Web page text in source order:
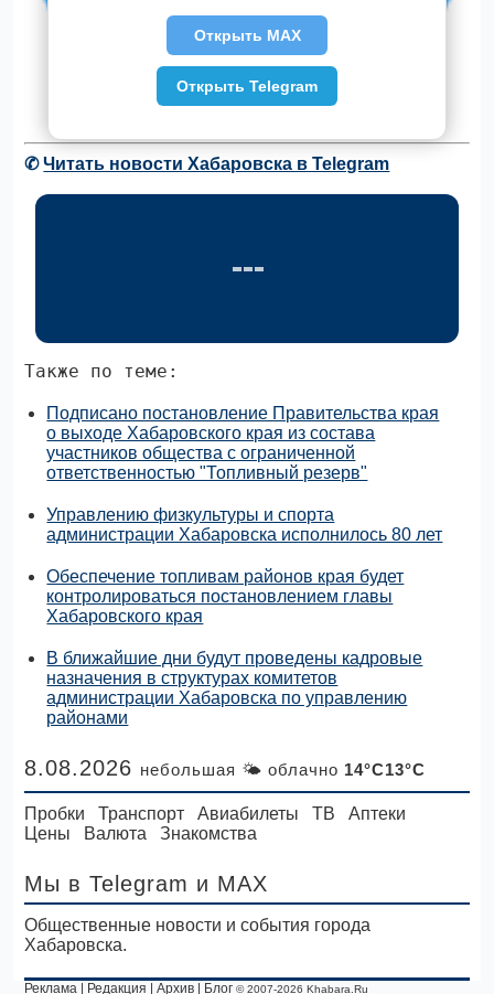
✆Читать новости Хабаровска в Telegram
Также по теме:
Подписано постановление Правительства края
о выходе Хабаровского края из состава
участников общества с ограниченной
ответственностью "Топливный резерв"
Управлению физкультуры и спорта
администрации Хабаровска исполнилось 80 лет
Обеспечение топливам районов края будет
контролироваться постановлением главы
Хабаровского края
В ближайшие дни будут проведены кадровые
назначения в структурах комитетов
администрации Хабаровска по управлению
районами
Открыть MAX
Открыть Telegram
8.08.2026 небольшая 🌤 облачно 14°C13°C
Пробки Транспорт Авиабилеты ТВ
Аптеки
Цены
Валюта Знакомства
Мы в Telegram и MAX
Общественные новости и события города
Хабаровска.
Реклама Редакция |Архив Блог © 2007-2026 Khabara.Ru